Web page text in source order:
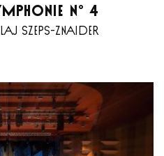
N° 4
SZEPS-ZNAIDER